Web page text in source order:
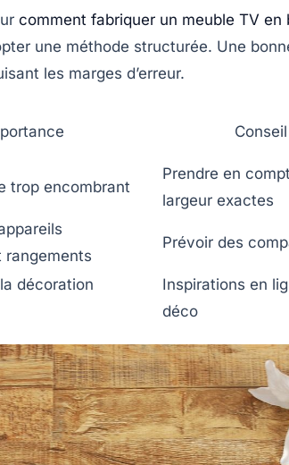
comment fabriquer un meuble TV en
une méthode structurée. Une
les marges d’erreur.
trop encombrant
Prendre en
largeur exactes
rangements
Prévoir des
décoration
Inspirations en
déco